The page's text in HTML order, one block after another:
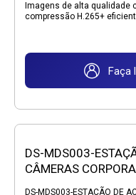
Imagens de alta qualidade
compressão H.265+
Faça
DS-MDS003-
CÂMERAS
DS-MDS003-ESTAÇÃO DE